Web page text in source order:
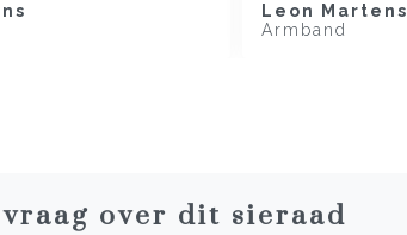
Leon Martens
Armband
over dit sieraad